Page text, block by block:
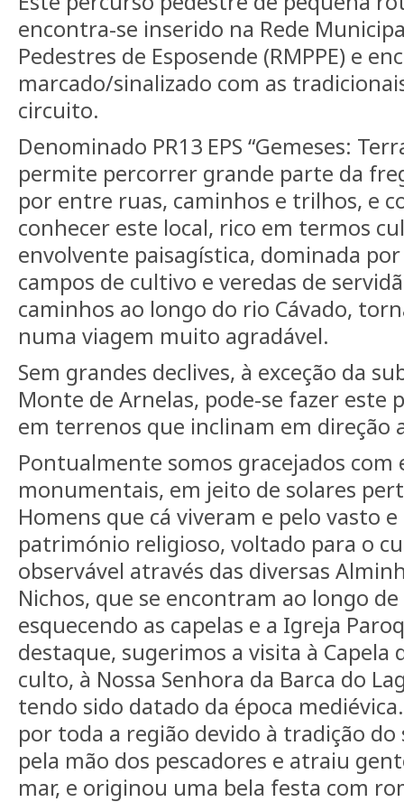
encontra-se inserido na Rede
Pedestres de Esposende (RMPPE) e
marcado/sinalizado com as
circuito.
Denominado PR13 EPS “Gemeses:
permite percorrer grande parte da
por entre ruas, caminhos e trilhos, e
conhecer este local, rico em termos
envolvente paisagística, dominada
campos de cultivo e veredas de
caminhos ao longo do rio Cávado,
numa viagem muito agradável.
Sem grandes declives, à exceção da
Monte de Arnelas, pode-se fazer este
em terrenos que inclinam em direção
Pontualmente somos gracejados com
monumentais, em jeito de solares
Homens que cá viveram e pelo vasto
património religioso, voltado para o
observável através das diversas
Nichos, que se encontram ao longo
esquecendo as capelas e a Igreja
destaque, sugerimos a visita à Capela
culto, à Nossa Senhora da Barca do
tendo sido datado da época
por toda a região devido à tradição
pela mão dos pescadores e atraiu
mar, e originou uma bela festa com